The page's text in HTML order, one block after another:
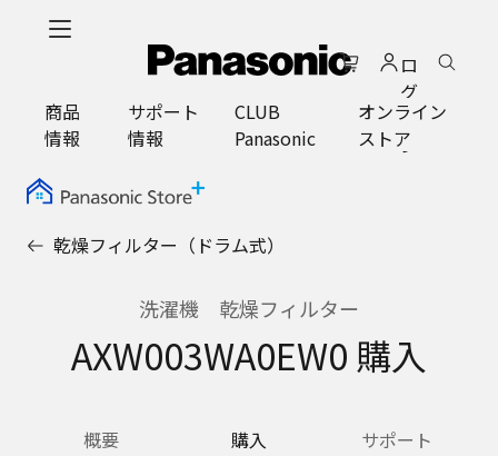
ロ
グ
イ
ン
商品
情報
サポート
情報
CLUB
Panasonic
オンライン
ストア
乾燥フィルター（ドラム式）
洗濯機 乾燥フィルター
AXW003WA0EW0 購入
概要 購入 サポート